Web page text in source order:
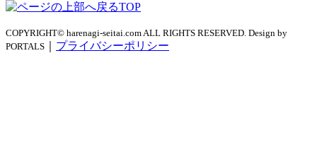
TOP
COPYRIGHT© harenagi-seitai.com ALL RIGHTS RESERVED. Design by
PORTALS
プライバシーポリシー